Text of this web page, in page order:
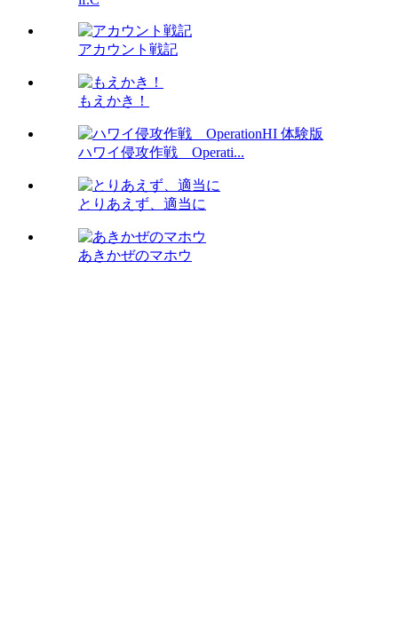
アカウント戦記
もえかき！
ハワイ侵攻作戦 Operati...
とりあえず、適当に
あきかぜのマホウ